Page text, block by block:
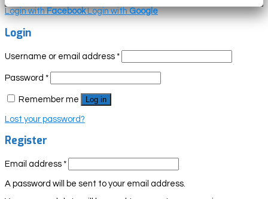
Login withFacebook Login withGoogle
Login
Username or email address *
Password *
Remember me Log in
Lost your password?
Register
Email address *
A password will be sent to your email address.